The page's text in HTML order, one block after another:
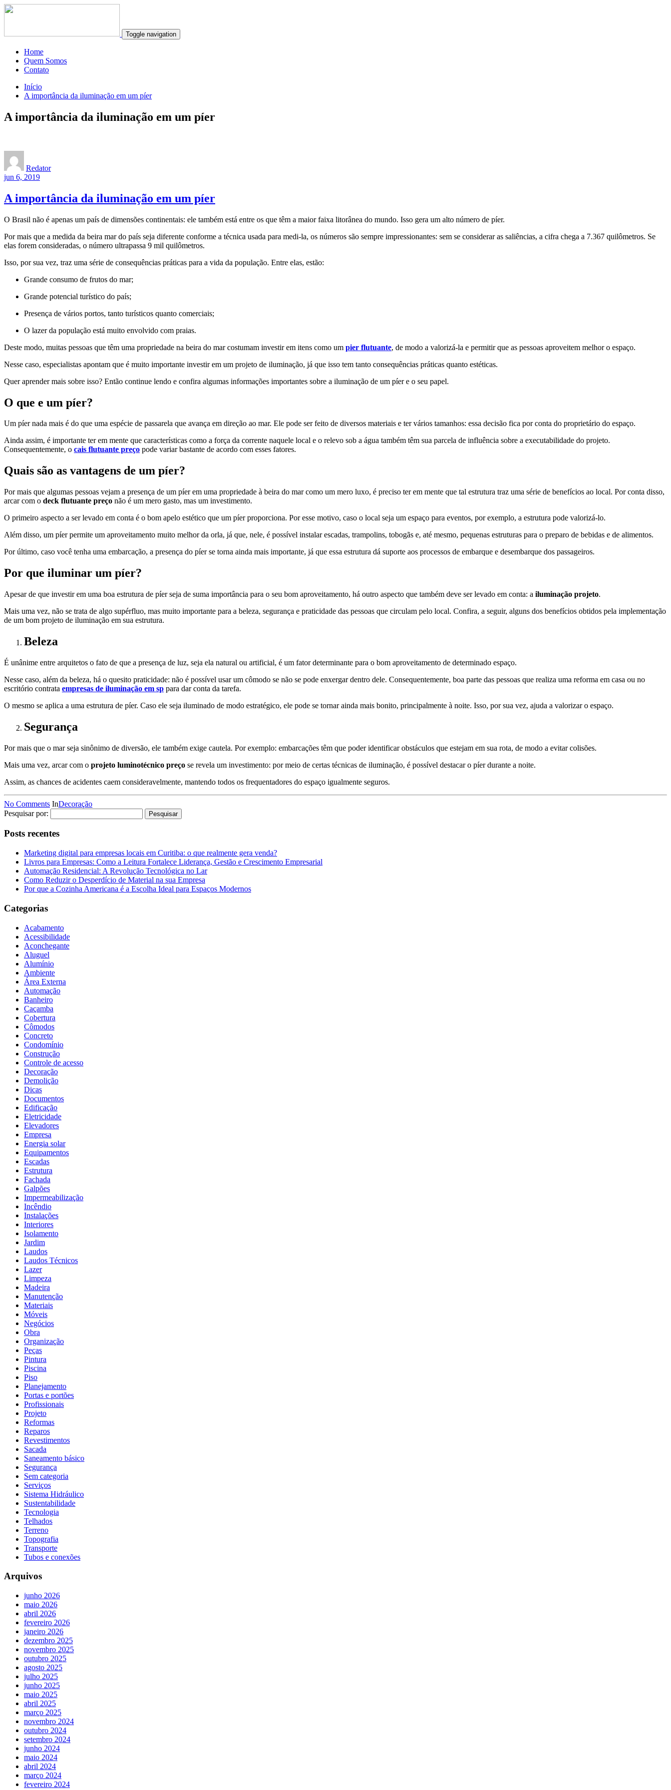
Toggle navigation
Home
Quem Somos
Contato
Início
A importância da iluminação em um píer
A importância da iluminação em um píer
Redator
jun 6, 2019
A importância da iluminação em um píer
O Brasil não é apenas um país de dimensões continentais: ele também está entre os que têm a maior faixa litorânea do mundo. Isso gera um alto número de píer.
Por mais que a medida da beira mar do país seja diferente conforme a técnica usada para medi-la, os números são sempre impressionantes: sem se considerar as saliências, a cifra chega a 7.367 quilômetros. Se
elas forem consideradas, o número ultrapassa 9 mil quilômetros.
Isso, por sua vez, traz uma série de consequências práticas para a vida da população. Entre elas, estão:
Grande consumo de frutos do mar;
Grande potencial turístico do país;
Presença de vários portos, tanto turísticos quanto comerciais;
O lazer da população está muito envolvido com praias.
Deste modo, muitas pessoas que têm uma propriedade na beira do mar costumam investir em itens como um pier flutuante, de modo a valorizá-la e permitir que as pessoas aproveitem melhor o espaço.
Nesse caso, especialistas apontam que é muito importante investir em um projeto de iluminação, já que isso tem tanto consequências práticas quanto estéticas.
Quer aprender mais sobre isso? Então continue lendo e confira algumas informações importantes sobre a iluminação de um píer e o seu papel.
O que e um píer?
Um píer nada mais é do que uma espécie de passarela que avança em direção ao mar. Ele pode ser feito de diversos materiais e ter vários tamanhos: essa decisão fica por conta do proprietário do espaço.
Ainda assim, é importante ter em mente que características como a força da corrente naquele local e o relevo sob a água também têm sua parcela de influência sobre a executabilidade do projeto.
Consequentemente, o cais flutuante preço pode variar bastante de acordo com esses fatores.
Quais são as vantagens de um píer?
Por mais que algumas pessoas vejam a presença de um píer em uma propriedade à beira do mar como um mero luxo, é preciso ter em mente que tal estrutura traz uma série de benefícios ao local. Por conta disso,
arcar com o deck flutuante preço não é um mero gasto, mas um investimento.
O primeiro aspecto a ser levado em conta é o bom apelo estético que um píer proporciona. Por esse motivo, caso o local seja um espaço para eventos, por exemplo, a estrutura pode valorizá-lo.
Além disso, um píer permite um aproveitamento muito melhor da orla, já que, nele, é possível instalar escadas, trampolins, tobogãs e, até mesmo, pequenas estruturas para o preparo de bebidas e de alimentos.
Por último, caso você tenha uma embarcação, a presença do píer se torna ainda mais importante, já que essa estrutura dá suporte aos processos de embarque e desembarque dos passageiros.
Por que iluminar um píer?
Apesar de que investir em uma boa estrutura de píer seja de suma importância para o seu bom aproveitamento, há outro aspecto que também deve ser levado em conta: a iluminação projeto.
Mais uma vez, não se trata de algo supérfluo, mas muito importante para a beleza, segurança e praticidade das pessoas que circulam pelo local. Confira, a seguir, alguns dos benefícios obtidos pela implementação
de um bom projeto de iluminação em sua estrutura.
Beleza
É unânime entre arquitetos o fato de que a presença de luz, seja ela natural ou artificial, é um fator determinante para o bom aproveitamento de determinado espaço.
Nesse caso, além da beleza, há o quesito praticidade: não é possível usar um cômodo se não se pode enxergar dentro dele. Consequentemente, boa parte das pessoas que realiza uma reforma em casa ou no
escritório contrata empresas de iluminação em sp para dar conta da tarefa.
O mesmo se aplica a uma estrutura de píer. Caso ele seja iluminado de modo estratégico, ele pode se tornar ainda mais bonito, principalmente à noite. Isso, por sua vez, ajuda a valorizar o espaço.
Segurança
Por mais que o mar seja sinônimo de diversão, ele também exige cautela. Por exemplo: embarcações têm que poder identificar obstáculos que estejam em sua rota, de modo a evitar colisões.
Mais uma vez, arcar com o projeto luminotécnico preço se revela um investimento: por meio de certas técnicas de iluminação, é possível destacar o píer durante a noite.
Assim, as chances de acidentes caem consideravelmente, mantendo todos os frequentadores do espaço igualmente seguros.
No Comments InDecoração
Pesquisar por:
Posts recentes
Marketing digital para empresas locais em Curitiba: o que realmente gera venda?
Livros para Empresas: Como a Leitura Fortalece Liderança, Gestão e Crescimento Empresarial
Automação Residencial: A Revolução Tecnológica no Lar
Como Reduzir o Desperdício de Material na sua Empresa
Por que a Cozinha Americana é a Escolha Ideal para Espaços Modernos
Categorias
Acabamento
Acessibilidade
Aconchegante
Aluguel
Alumínio
Ambiente
Área Externa
Automação
Banheiro
Caçamba
Cobertura
Cômodos
Concreto
Condomínio
Construção
Controle de acesso
Decoração
Demolição
Dicas
Documentos
Edificação
Eletricidade
Elevadores
Empresa
Energia solar
Equipamentos
Escadas
Estrutura
Fachada
Galpões
Impermeabilização
Incêndio
Instalações
Interiores
Isolamento
Jardim
Laudos
Laudos Técnicos
Lazer
Limpeza
Madeira
Manutenção
Materiais
Móveis
Negócios
Obra
Organização
Peças
Pintura
Piscina
Piso
Planejamento
Portas e portões
Profissionais
Projeto
Reformas
Reparos
Revestimentos
Sacada
Saneamento básico
Segurança
Sem categoria
Serviços
Sistema Hidráulico
Sustentabilidade
Tecnologia
Telhados
Terreno
Topografia
Transporte
Tubos e conexões
Arquivos
junho 2026
maio 2026
abril 2026
fevereiro 2026
janeiro 2026
dezembro 2025
novembro 2025
outubro 2025
agosto 2025
julho 2025
junho 2025
maio 2025
abril 2025
março 2025
novembro 2024
outubro 2024
setembro 2024
junho 2024
maio 2024
abril 2024
março 2024
fevereiro 2024